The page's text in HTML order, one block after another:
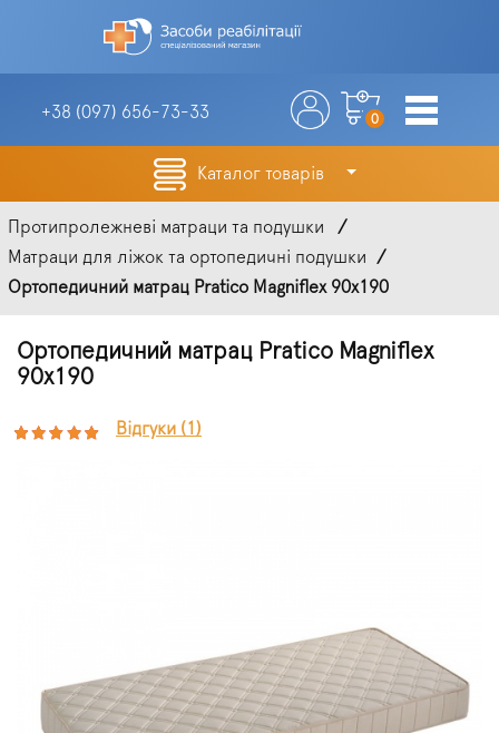
+38 (097) 656-73-33 0
Каталог товарів
Протипролежневі матраци та подушки
Матраци для ліжок та ортопедичні подушки
Ортопедичний матрац Pratico Magniflex 90х190
Ортопедичний матрац Pratico Magniflex
90х190
Відгуки (1)